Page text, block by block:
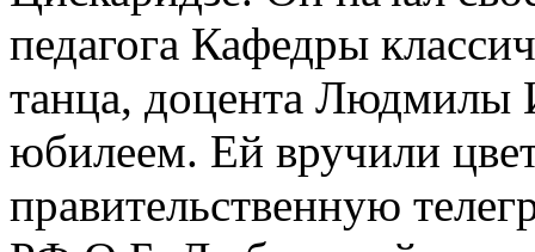
педагога Кафедры
танца, доцента Людмилы
юбилеем. Ей вручили
правительственную